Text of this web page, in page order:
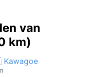
van
km)